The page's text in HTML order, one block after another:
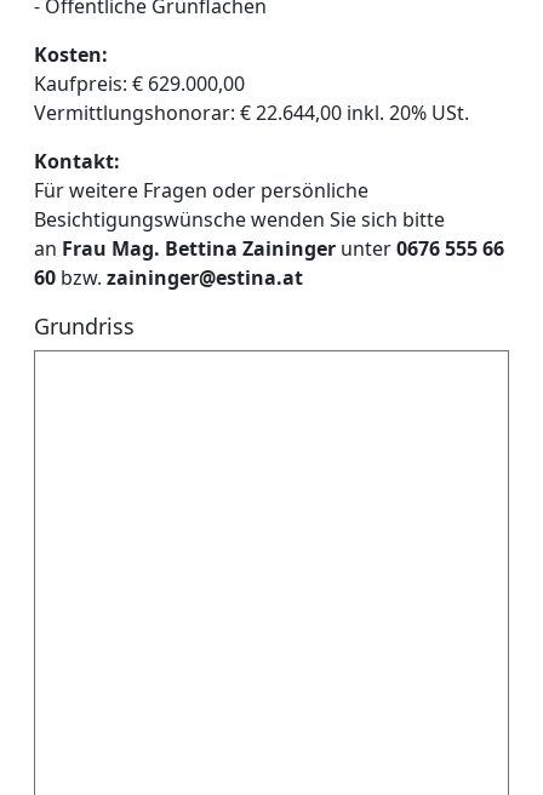
- Öffentliche Grünflächen
Kosten:
Kaufpreis: € 629.000,00
Vermittlungshonorar: € 22.644,00 inkl. 20% USt.
Kontakt:
Für weitere Fragen oder persönliche
Besichtigungswünsche wenden Sie sich bitte
an Frau Mag. Bettina Zaininger unter0676 555 66
60 bzw. zaininger@estina.at
Grundriss